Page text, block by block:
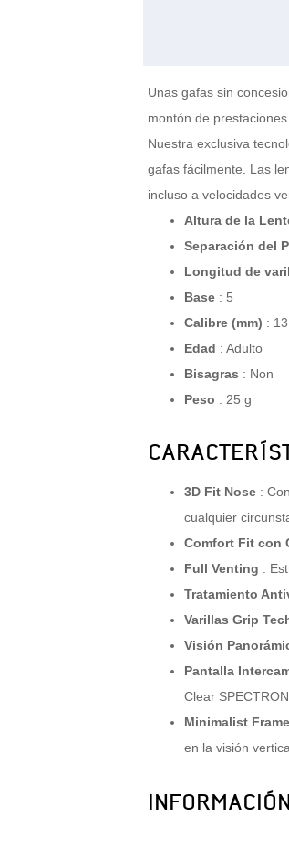
Unas gafas sin
montón de
Nuestra exclusiva
gafas fácilmente. Las
incluso a velocidades
Altura de la
Separación del
Longitud de
Base : 5
Calibre (mm) :
Edad : Adulto
Bisagras : Non
Peso : 25 g
3D Fit Nose :
cualquier
Comfort Fit con
Full Venting :
Tratamiento
Varillas Grip
Visión
Pantalla
Clear
Minimalist Frame
en la visión